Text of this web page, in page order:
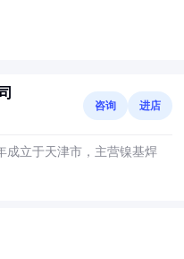
咨询 进店
成立于天津市，主营镍基焊